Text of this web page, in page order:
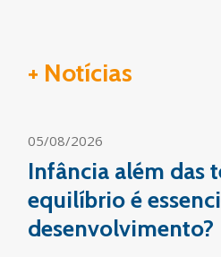
+ Notícias
05/08/2026
Infância além das
equilíbrio é
desenvolvimento?